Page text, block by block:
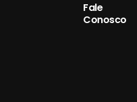
Fale
Conosco